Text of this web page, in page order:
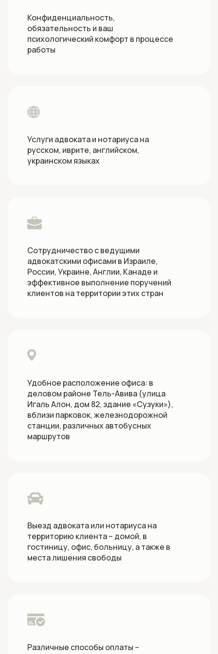
Конфиденциальность,
обязательность и ваш
психологический комфорт в процессе
работы
Услуги адвоката и нотариуса на
русском, иврите, английском,
украинском языках
Сотрудничество с ведущими
адвокатскими офисами в Израиле,
России, Украине, Англии, Канаде и
эффективное выполнение поручений
клиентов на территории этих стран
Удобное расположение офиса: в
деловом районе Тель-Авива (улица
Игаль Алон, дом 82, здание «Сузуки»),
вблизи парковок, железнодорожной
станции, различных автобусных
маршрутов
Выезд адвоката или нотариуса на
территорию клиента – домой, в
гостиницу, офис, больницу, а также в
места лишения свободы
Различные способы оплаты –